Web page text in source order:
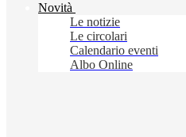
Novità
Le notizie
Le circolari
Calendario eventi
Albo Online